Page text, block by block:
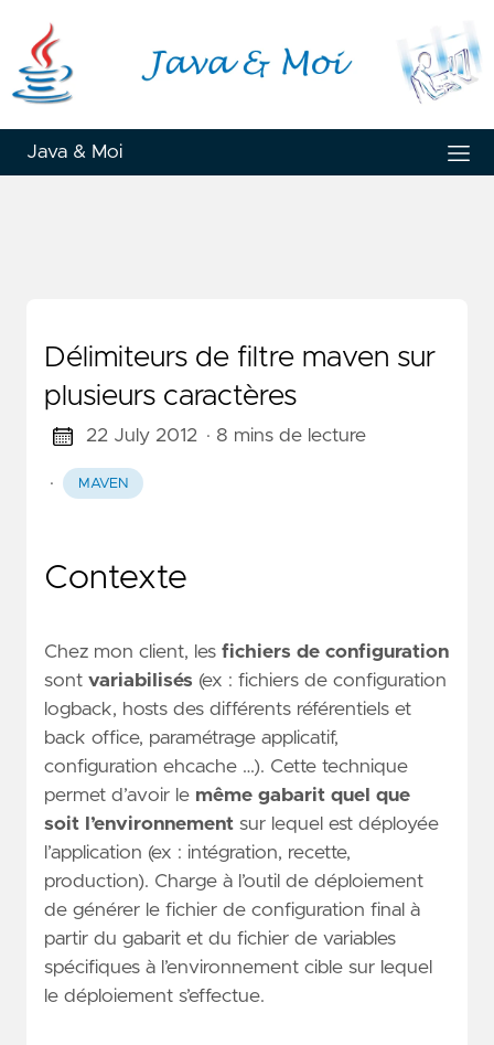
Java & Moi
Délimiteurs de filtre maven sur
plusieurs caractères
22 July 2012 · 8 mins de lecture
· MAVEN
Contexte
Chez mon client, les fichiers de configuration
sont variabilisés (ex : fichiers de configuration
logback, hosts des différents référentiels et
back office, paramétrage applicatif,
configuration ehcache …). Cette technique
permet d’avoir le même gabarit quel que
soit l’environnement sur lequel est déployée
l’application (ex : intégration, recette,
production). Charge à l’outil de déploiement
de générer le fichier de configuration final à
partir du gabarit et du fichier de variables
spécifiques à l’environnement cible sur lequel
le déploiement s’effectue.